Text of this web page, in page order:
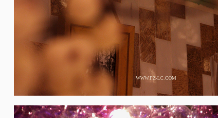
WWW.PZ-LC.COM